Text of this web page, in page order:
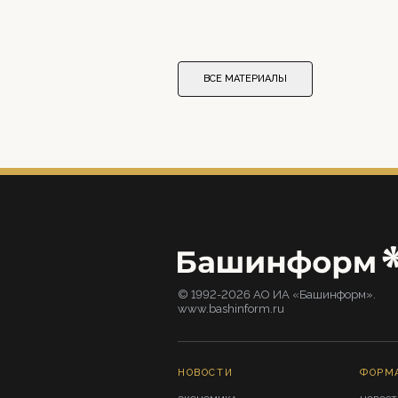
ВСЕ МАТЕРИАЛЫ
© 1992-2026 АО ИА «Башинформ».
www.bashinform.ru
НОВОСТИ